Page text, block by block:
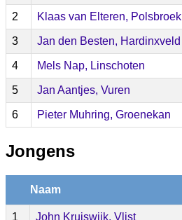
2 Klaas van Elteren, Polsbroek
3 Jan den Besten, Hardinxveld
4 Mels Nap, Linschoten
5 Jan Aantjes, Vuren
6 Pieter Muhring, Groenekan
Jongens
Naam
1 John Kruiswijk, Vlist